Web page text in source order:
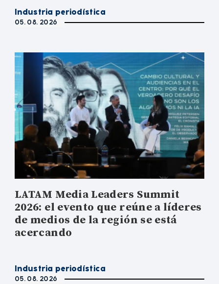
Industria periodística
05. 08. 2026
LATAM Media Leaders Summit
2026: el evento que reúne a líderes
de medios de la región se está
acercando
Industria periodística
05. 08. 2026